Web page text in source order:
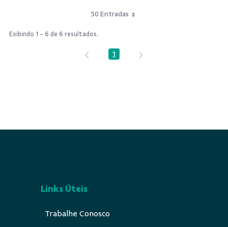
50 Entradas
Exibindo 1 - 6 de 6 resultados.
Página
1
Links Úteis
Trabalhe Conosco